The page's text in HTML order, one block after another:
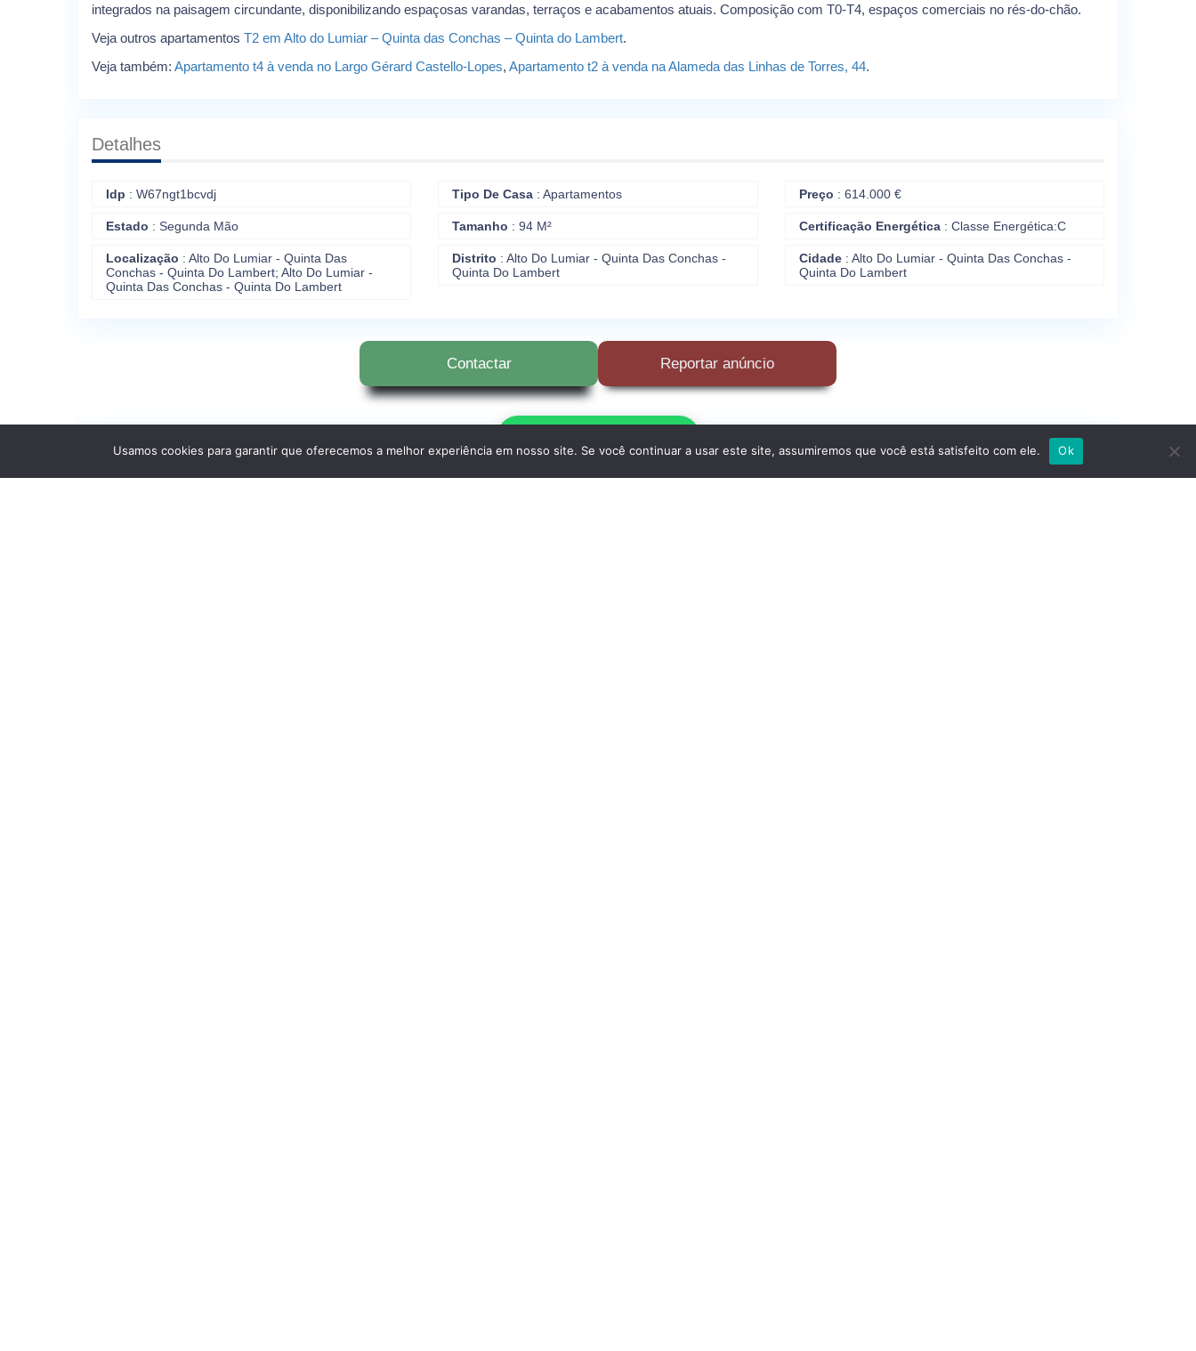
integrados na paisagem circundante, disponibilizando espaçosas varandas, terraços e acabamentos atuais. Composição com T0-T4, espaços comerciais no rés-do-chão.
Veja outros apartamentos T2 em Alto do Lumiar – Quinta das Conchas – Quinta do Lambert.
Veja também: Apartamento t4 à venda no Largo Gérard Castello-Lopes, Apartamento t2 à venda na Alameda das Linhas de Torres, 44.
Detalhes
Idp : W67ngt1bcvdj Tipo De Casa : Apartamentos Preço : 614.000 €
Estado : Segunda Mão Tamanho : 94 M² Certificação Energética: Classe Energética:C
Localização : Alto Do Lumiar - Quinta Das
Conchas - Quinta Do Lambert; Alto Do Lumiar -
Quinta Das Conchas - Quinta Do Lambert
Distrito : Alto Do Lumiar - Quinta Das Conchas -
Quinta Do Lambert
Cidade: Alto Do Lumiar - Quinta Das Conchas -
Quinta Do Lambert
Contactar Reportar anúncio
Estrutura Interna
Usamos cookies para garantir que oferecemos a melhor experiência em nosso site. Se você continuar a usar este site, assumiremos que você está satisfeito com ele. Ok